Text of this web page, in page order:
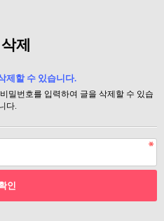
제
제할 수 있습니다.
밀번호를 입력하여 글을 삭제할 수 있습
다.